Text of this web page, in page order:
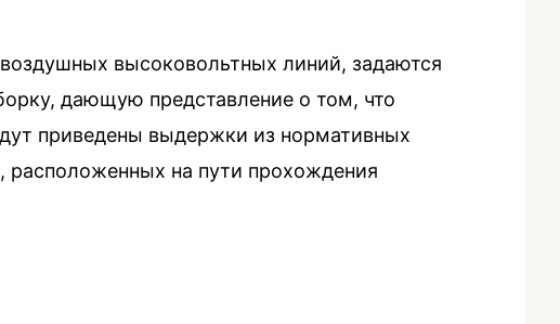
высоковольтных линий, задаются
дающую представление о том, что
приведены выдержки из нормативных
расположенных на пути прохождения